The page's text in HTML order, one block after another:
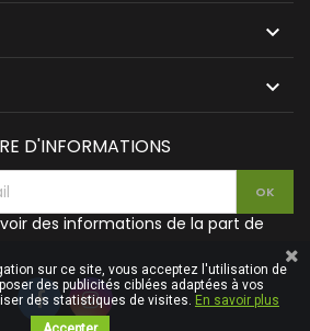


D'INFORMATIONS
des informations de la part de
sur ce site, vous acceptez l'utilisation de
des publicités ciblées adaptées à vos
des statistiques de visites. En savoir plus